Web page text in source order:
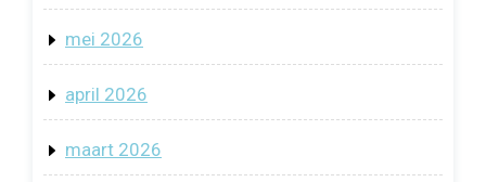
mei 2026
april 2026
maart 2026